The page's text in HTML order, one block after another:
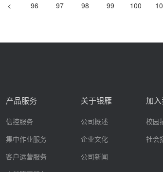
< 96 97 98 99 100
产品服务
信控服务
集中作业服务
客户运营服务
关于银雁
公司概述
企业文化
公司新闻
加
校园
社会